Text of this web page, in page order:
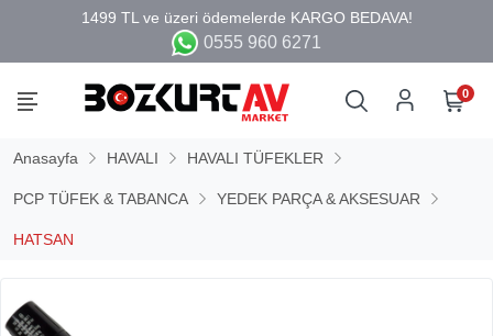
0555 960 6271
0
Anasayfa HAVALI HAVALI TÜFEKLER
PCP TÜFEK & TABANCA YEDEK PARÇA & AKSESUAR
HATSAN